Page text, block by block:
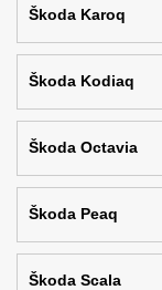
Škoda Karoq
Škoda Kodiaq
Škoda Octavia
Škoda Peaq
Škoda Scala